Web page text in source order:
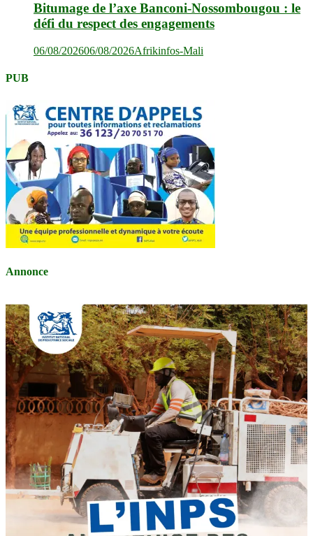
Bitumage de l’axe Banconi-Nossombougou : le
défi du respect des engagements
06/08/202606/08/2026Afrikinfos-Mali
PUB
Annonce